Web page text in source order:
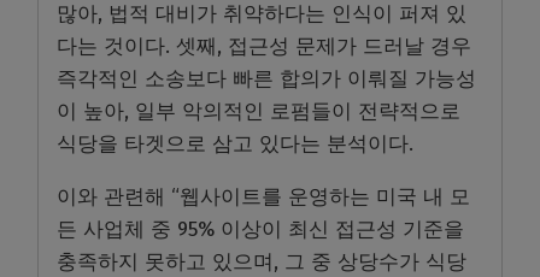
많아, 법적 대비가 취약하다는 인식이 퍼져 있
다는 것이다. 셋째, 접근성 문제가 드러날 경우
즉각적인 소송보다 빠른 합의가 이뤄질 가능성
이 높아, 일부 악의적인 로펌들이 전략적으로
식당을 타겟으로 삼고 있다는 분석이다.
이와 관련해 “웹사이트를 운영하는 미국 내 모
든 사업체 중 95% 이상이 최신 접근성 기준을
충족하지 못하고 있으며, 그 중 상당수가 식당